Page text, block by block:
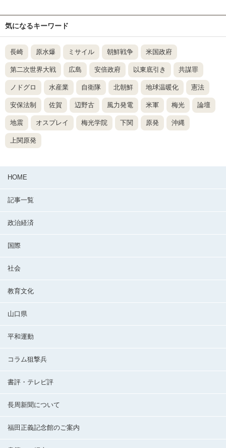
気になるキーワード
長崎 原水爆 ミサイル 朝鮮戦争 米国政府
第二次世界大戦 広島 安倍政府 以東底引き 共謀罪
ノドグロ 水産業 自衛隊 北朝鮮 地球温暖化 憲法
安保法制 佐賀 辺野古 風力発電 米軍 梅光 論壇
地震 オスプレイ 梅光学院 下関 原発 沖縄
上関原発
HOME
記事一覧
政治経済
国際
社会
教育文化
山口県
平和運動
コラム狙撃兵
書評・テレビ評
長周新聞について
福田正義記念館のご案内